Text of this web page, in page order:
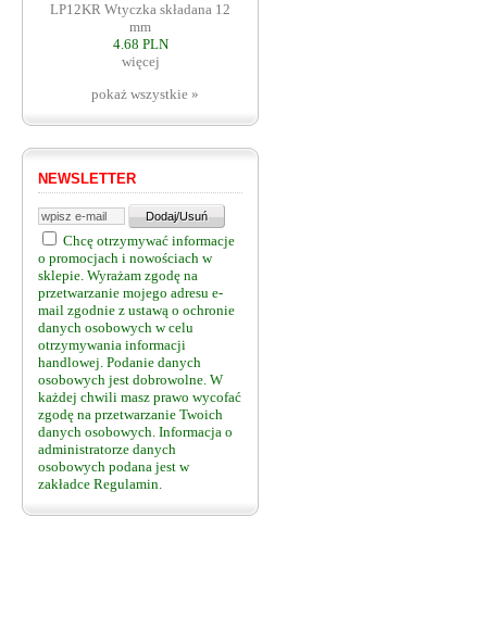
LP12KR Wtyczka składana 12
mm
4.68 PLN
więcej
pokaż wszystkie »
NEWSLETTER
Chcę otrzymywać informacje
o promocjach i nowościach w
sklepie. Wyrażam zgodę na
przetwarzanie mojego adresu e-
mail zgodnie z ustawą o ochronie
danych osobowych w celu
otrzymywania informacji
handlowej. Podanie danych
osobowych jest dobrowolne. W
każdej chwili masz prawo wycofać
zgodę na przetwarzanie Twoich
danych osobowych. Informacja o
administratorze danych
osobowych podana jest w
zakładce Regulamin.